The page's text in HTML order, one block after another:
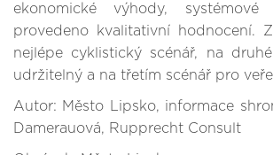
ekonomické výhody,
provedeno kvalitativní hodnocení.
nejlépe cyklistický scénář, na
udržitelný a na třetím scénář pro
Autor: Město Lipsko, informace
Damerauová, Rupprecht Consult